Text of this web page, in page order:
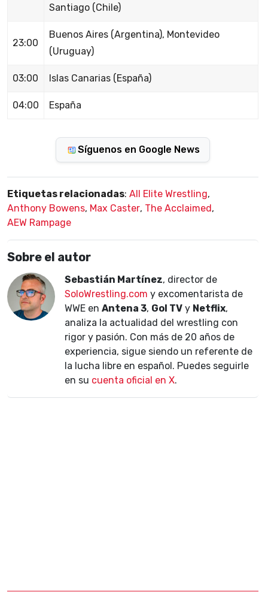
Santiago (Chile)
23:00
Buenos Aires (Argentina), Montevideo
(Uruguay)
03:00 Islas Canarias (España)
04:00 España
Síguenos en Google News
Etiquetas relacionadas: All Elite Wrestling,
Anthony Bowens, Max Caster, The Acclaimed ,
AEW Rampage
Sobre el autor
Sebastián Martínez, director de
SoloWrestling.com y excomentarista de
WWE en Antena 3, Gol TV y Netflix,
analiza la actualidad del wrestling con
rigor y pasión. Con más de 20 años de
experiencia, sigue siendo un referente de
la lucha libre en español. Puedes seguirle
en su cuenta oficial en X.